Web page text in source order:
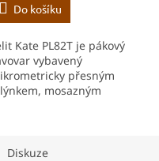
Do košíku
Kate PL82T je pákový
vybavený
přesným
mosazným
Diskuze